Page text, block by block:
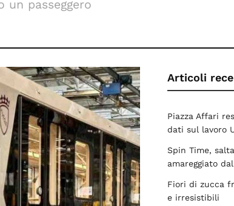
un passeggero
Articoli
Piazza Affari
dati sul lavoro
Spin Time,
amareggiato
Fiori di zucca
e irresistibili